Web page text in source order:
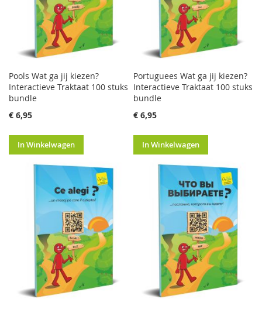
Pools Wat ga jij kiezen?
Interactieve Traktaat 100 stuks
bundle
€ 6,95
In Winkelwagen
Portuguees Wat ga jij kiezen?
Interactieve Traktaat 100 stuks
bundle
€ 6,95
In Winkelwagen